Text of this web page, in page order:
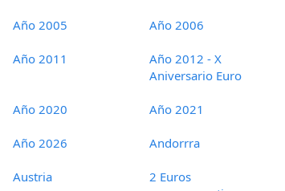
Año 2005 Año 2006
Año 2011
Año 2012 - X
Aniversario Euro
Año 2020 Año 2021
Año 2026 Andorrra
Austria
2 Euros